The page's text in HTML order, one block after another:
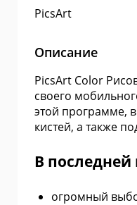
PicsArt
Описание
PicsArt Color
своего
этой программе,
кистей, а также
В последней
огромный